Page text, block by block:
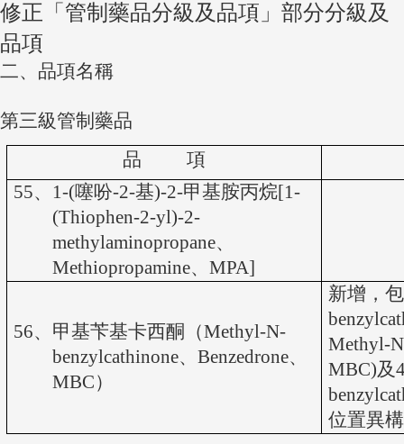
修正「管制藥品分級及品項」部分分級及
品項
二、品項名稱
第三級管制藥品
品
項
55、 1-(噻吩-2-基)-2-甲基胺丙烷[1-
(Thiophen-2-yl)-2-
methylaminopropane、
Methiopropamine、 MPA]
56、甲基苄基卡西酮（Methyl-N-
benzylcathinone、 Benzedrone、
MBC）
新增，
Methyl-
MBC)及
位置異